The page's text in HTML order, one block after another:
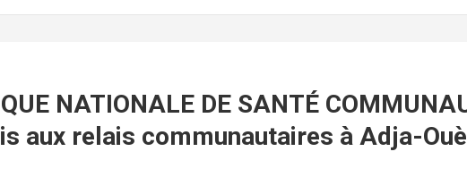
NATIONALE DE SANTÉ
aux relais communautaires à Adja-